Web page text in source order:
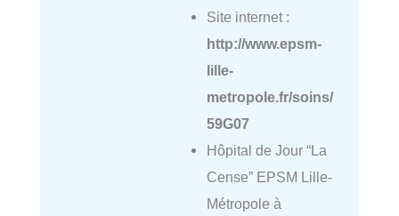
Site internet :
http://www.epsm-
lille-
metropole.fr/soins/
59G07
Hôpital de Jour “La
Cense” EPSM Lille-
Métropole à